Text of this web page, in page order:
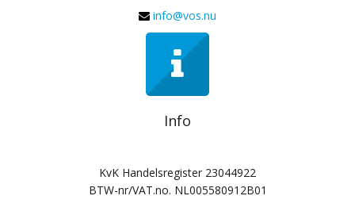
info@vos.nu
Info
KvK Handelsregister 23044922
BTW-nr/VAT.no. NL005580912B01